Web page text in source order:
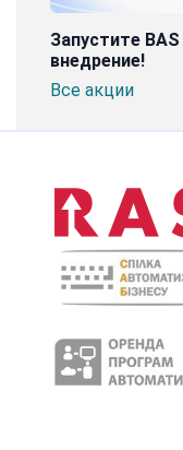
Запустите
внедрение!
Все акции